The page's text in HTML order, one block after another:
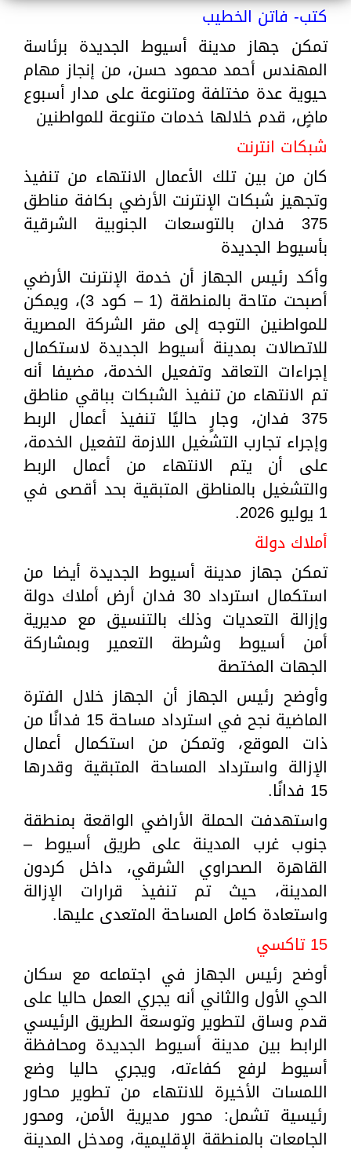
كتب- فاتن الخطيب
تمكن جهاز مدينة أسيوط الجديدة برئاسة
المهندس أحمد محمود حسن، من إنجاز مهام
حيوية عدة مختلفة ومتنوعة على مدار أسبوع
ماضٍ، قدم خلالها خدمات متنوعة للمواطنين
شبكات انترنت
كان من بين تلك الأعمال الانتهاء من تنفيذ
وتجهيز شبكات الإنترنت الأرضي بكافة مناطق
375 فدان بالتوسعات الجنوبية الشرقية
بأسيوط الجديدة
وأكد رئيس الجهاز أن خدمة الإنترنت الأرضي
أصبحت متاحة بالمنطقة (1 – كود 3)، ويمكن
للمواطنين التوجه إلى مقر الشركة المصرية
للاتصالات بمدينة أسيوط الجديدة لاستكمال
إجراءات التعاقد وتفعيل الخدمة، مضيفا أنه
تم الانتهاء من تنفيذ الشبكات بباقي مناطق
375 فدان، وجارٍ حاليًا تنفيذ أعمال الربط
وإجراء تجارب التشغيل اللازمة لتفعيل الخدمة،
على أن يتم الانتهاء من أعمال الربط
والتشغيل بالمناطق المتبقية بحد أقصى في
1 يوليو 2026.
أملاك دولة
تمكن جهاز مدينة أسيوط الجديدة أيضا من
استكمال استرداد 30 فدان أرض أملاك دولة
وإزالة التعديات وذلك بالتنسيق مع مديرية
أمن أسيوط وشرطة التعمير وبمشاركة
الجهات المختصة
وأوضح رئيس الجهاز أن الجهاز خلال الفترة
الماضية نجح في استرداد مساحة 15 فدانًا من
ذات الموقع، وتمكن من استكمال أعمال
الإزالة واسترداد المساحة المتبقية وقدرها
15 فدانًا.
واستهدفت الحملة الأراضي الواقعة بمنطقة
جنوب غرب المدينة على طريق أسيوط –
القاهرة الصحراوي الشرقي، داخل كردون
المدينة، حيث تم تنفيذ قرارات الإزالة
واستعادة كامل المساحة المتعدى عليها.
15 تاكسي
أوضح رئيس الجهاز في اجتماعه مع سكان
الحي الأول والثاني أنه يجري العمل حاليا على
قدم وساق لتطوير وتوسعة الطريق الرئيسي
الرابط بين مدينة أسيوط الجديدة ومحافظة
أسيوط لرفع كفاءته، ويجري حاليا وضع
اللمسات الأخيرة للانتهاء من تطوير محاور
رئيسية تشمل: محور مديرية الأمن، ومحور
الجامعات بالمنطقة الإقليمية، ومدخل المدينة